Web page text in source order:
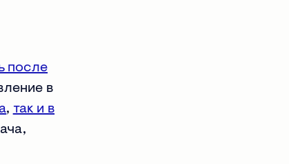
после
в
, так и в